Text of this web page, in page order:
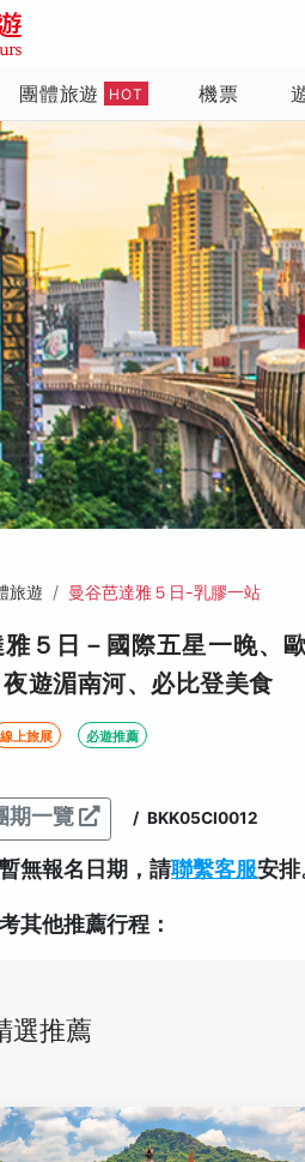
團體旅遊 HOT 機票
旅遊 曼谷芭達雅５日-乳膠一站
雅５日－國際五星一晚、
遊湄南河、必比登美食
線上旅展 必遊推薦
期一覽 / BKK05CI0012
無報名日期，請聯繫客服安
其他推薦行程：
選推薦